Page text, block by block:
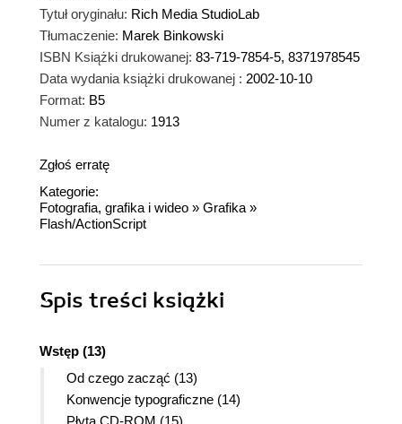
Tytuł oryginału: Rich Media StudioLab
Tłumaczenie: Marek Binkowski
ISBN Książki drukowanej: 83-719-7854-5, 8371978545
Data wydania książki drukowanej : 2002-10-10
Format: B5
Numer z katalogu: 1913
Zgłoś erratę
Kategorie:
Fotografia, grafika i wideo » Grafika»
Flash/ActionScript
Spis treści książki
Wstęp (13)
Od czego zacząć (13)
Konwencje typograficzne (14)